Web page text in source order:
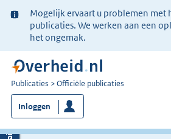
Ter
informatie:
Mogelijk ervaart u problemen met
publicaties. We werken aan een
het ongemak.
U
bent
nu
hier:
Publicaties Officiële publicaties
Inloggen